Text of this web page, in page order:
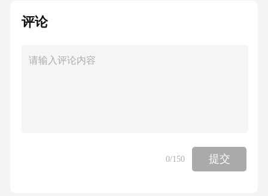
时间过长导致消毒效果降低。消毒剂更换频率
消毒消毒时间在消毒前，要先对厨房表面进行
对于无法浸泡的设备和器具，可采用喷雾的方
式进行消毒，确保消毒液均匀覆盖表面。按照
评论
0/150 提交